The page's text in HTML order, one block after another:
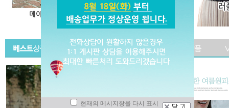
현재의 메시지창을 다시 표시